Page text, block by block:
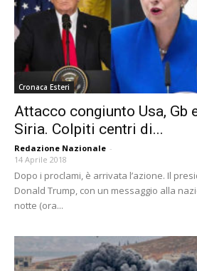
Cronaca Esteri
Attacco congiunto Usa, Gb
Siria. Colpiti centri di...
Redazione Nazionale -
14 Aprile 2018
Dopo i proclami, è arrivata l’azione. Il
Donald Trump, con un messaggio alla
notte (ora...